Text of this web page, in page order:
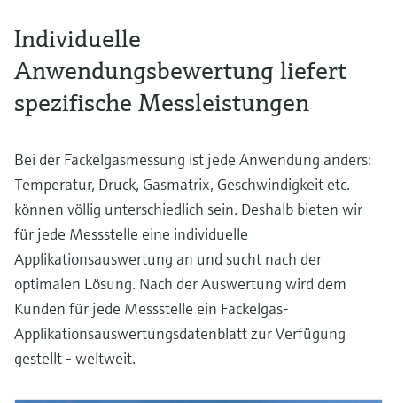
Individuelle
Anwendungsbewertung liefert
spezifische Messleistungen
Bei der Fackelgasmessung ist jede Anwendung anders:
Temperatur, Druck, Gasmatrix, Geschwindigkeit etc.
können völlig unterschiedlich sein. Deshalb bieten wir
für jede Messstelle eine individuelle
Applikationsauswertung an und sucht nach der
optimalen Lösung. Nach der Auswertung wird dem
Kunden für jede Messstelle ein Fackelgas-
Applikationsauswertungsdatenblatt zur Verfügung
gestellt - weltweit.